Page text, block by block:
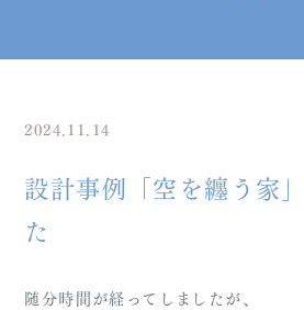
2024.11.14
設計事例「空を纏う家
た
随分時間が経ってしましたが、